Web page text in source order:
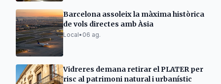
Barcelona assoleix la màxima històrica
de vols directes amb Àsia
Local• 06 ag.
Vidreres demana retirar el PLATER per
risc al patrimoni natural i urbanístic